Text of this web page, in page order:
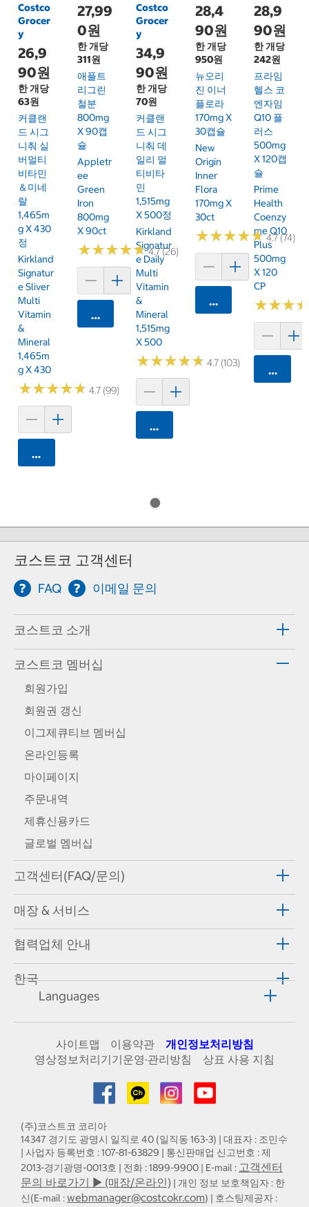
Costco
Grocer
y
26,9
90원
한 개당
63원
커클랜
드 시그
니춰 실
버멀티
비타민
＆미네
랄
1,465m
G X 430
정
Kirkland
Signatur
E Sliver
Multi
Vitamin
&
Mineral
1,465m
G X 430
★★★★★
★★★★★ 4.7 (99)
카트에 담기
27,99
0원
한 개당
311원
애플트
리그린
철분
800mg
X 90캡
슐
Appletr
Ee
Green
Iron
800mg
X 90ct
★★★★★
★★★★★4.7 (26)
카트에 담기
Costco
Grocer
y
34,9
90원
한 개당
70원
커클랜
드 시그
니춰 데
일리 멀
티비타
민
1,515mg
X 500정
Kirkland
Signatur
E Daily
Multi
Vitamin
&
Mineral
1,515mg
X 500
★★★★★
★★★★★ 4.7 (103)
카트에 담기
28,4
90원
한 개당
950원
뉴오리
진 이너
플로라
170mg X
30캡슐
New
Origin
Inner
Flora
170mg X
30ct
★★★★★
★★★★★4.7 (74)
카트에 담기
28,9
90원
한 개당
242원
프라임
헬스 코
엔자임
Q10 플
러스
500mg
X 120캡
슐
Prime
Health
Coenzy
Me Q10
Plus
500mg
X 120
CP
★★★
★★★
카트에
코스트코 고객센터
FAQ 이메일 문의
코스트코 소개
코스트코 멤버십
회원가입
회원권 갱신
이그제큐티브 멤버십
온라인등록
마이페이지
주문내역
제휴신용카드
글로벌 멤버십
고객센터(FAQ/문의)
매장 & 서비스
협력업체 안내
한국
Languages
사이트맵 이용약관
개인정보처리방침
영상정보처리기기운영·관리방침
상표 사용 지침
(주)코스트코 코리아
14347 경기도 광명시 일직로 40 (일직동 163-3) | 대표자 : 조민수
| 사업자 등록번호 : 107-81-63829 | 통신판매업 신고번호 : 제
2013-경기광명-0013호 | 전화 : 1899-9900 | E-mail : 고객센터
문의 바로가기 ▶ (매장/온라인) | 개인 정보 보호책임자 : 한
신(E-mail :webmanager@costcokr.com) | 호스팅제공자 :